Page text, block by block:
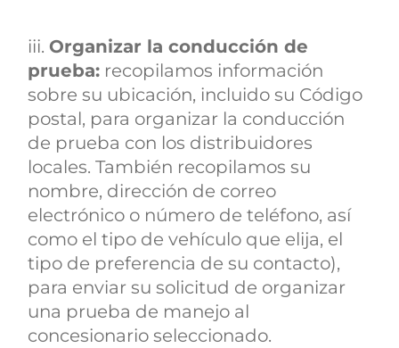
iii.Organizar la conducción de
prueba: recopilamos información
sobre su ubicación, incluido su Código
postal, para organizar la conducción
de prueba con los distribuidores
locales. También recopilamos su
nombre, dirección de correo
electrónico o número de teléfono, así
como el tipo de vehículo que elija, el
tipo de preferencia de su contacto),
para enviar su solicitud de organizar
una prueba de manejo al
concesionario seleccionado.